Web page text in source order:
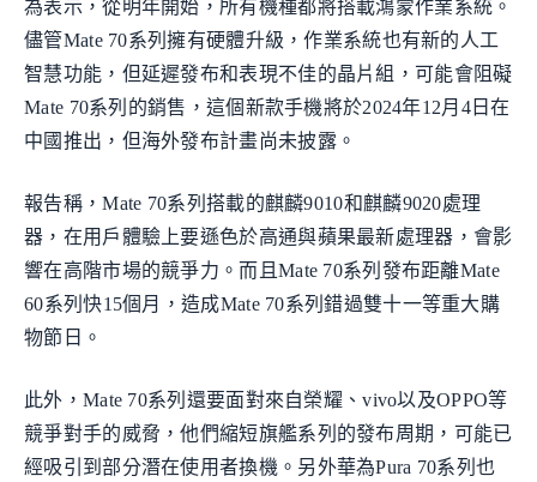
為表示，從明年開始，所有機種都將搭載鴻蒙作業系統。
儘管Mate 70系列擁有硬體升級，作業系統也有新的​​人工
智慧功能，但延遲發布和表現不佳的晶片組，可能會阻礙
Mate 70系列的銷售，這個新款手機將於2024年12月4日在
中國推出，但海外發布計畫尚未披露。
報告稱，Mate 70系列搭載的麒麟9010和麒麟9020處理
器，在用戶體驗上要遜色於高通與蘋果最新處理器，會影
響在高階市場的競爭力。而且Mate 70系列發布距離Mate
60系列快15個月，造成Mate 70系列錯過雙十一等重大購
物節日。
此外，Mate 70系列還要面對來自榮耀、vivo以及OPPO等
競爭對手的威脅，他們縮短旗艦系列的發布周期，可能已
經吸引到部分潛在使用者換機。另外華為Pura 70系列也